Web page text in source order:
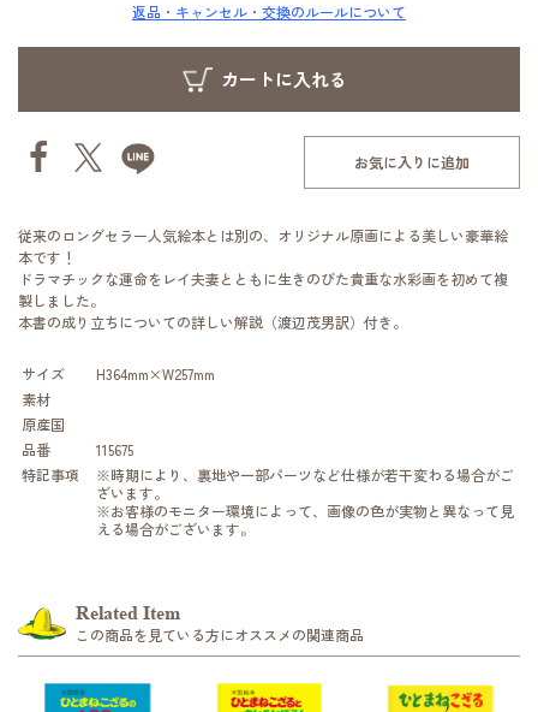
返品・キャンセル・交換のルールについて
お気に入りに追加
従来のロングセラー人気絵本とは別の、オリジナル原画による美しい豪華絵
本です！
ドラマチックな運命をレイ夫妻とともに生きのびた貴重な水彩画を初めて複
製しました。
本書の成り立ちについての詳しい解説（渡辺茂男訳）付き。
サイズ
H364mm×W257mm
素材
原産国
品番
115675
特記事項
※時期により、裏地や一部パーツなど仕様が若干変わる場合がご
ざいます。
※お客様のモニター環境によって、画像の色が実物と異なって見
える場合がございます。
Related Item
この商品を見ている方にオススメの関連商品